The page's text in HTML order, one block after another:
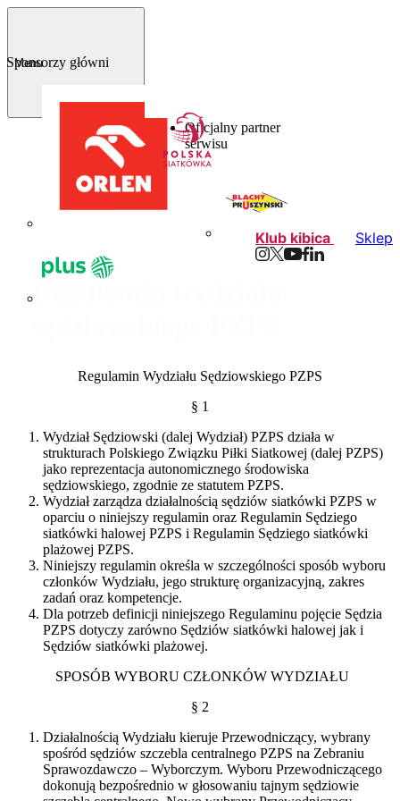
Menu
Sponsorzy główni
Oficjalny partner
serwisu
Klub kibica Sklep
Regulamin wydziału
Regulamin Wydziału Sędziowskiego PZPS
§ 1
Wydział Sędziowski (dalej Wydział) PZPS działa w
strukturach Polskiego Związku Piłki Siatkowej (dalej PZPS)
jako reprezentacja autonomicznego środowiska
sędziowskiego, zgodnie ze statutem PZPS.
Wydział zarządza działalnością sędziów siatkówki PZPS w
oparciu o niniejszy regulamin oraz Regulamin Sędziego
siatkówki halowej PZPS i Regulamin Sędziego siatkówki
plażowej PZPS.
Niniejszy regulamin określa w szczególności sposób wyboru
członków Wydziału, jego strukturę organizacyjną, zakres
zadań oraz kompetencje.
Dla potrzeb definicji niniejszego Regulaminu pojęcie Sędzia
PZPS dotyczy zarówno Sędziów siatkówki halowej jak i
Sędziów siatkówki plażowej.
SPOSÓB WYBORU CZŁONKÓW WYDZIAŁU
§ 2
Działalnością Wydziału kieruje Przewodniczący, wybrany
spośród sędziów szczebla centralnego PZPS na Zebraniu
Sprawozdawczo – Wyborczym. Wyboru Przewodniczącego
dokonują bezpośrednio w głosowaniu tajnym sędziowie